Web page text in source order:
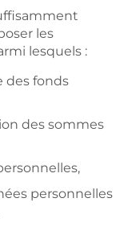
les
lesquels :
des fonds
des sommes
personnelles